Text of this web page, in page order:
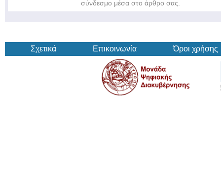
σύνδεσμο μέσα στο άρθρο σας.
Σχετικά Επικοινωνία Όροι χρήσης